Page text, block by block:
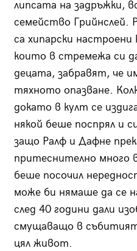
липсата на задръжки,
семейство Грийнслей.
са хипарски
които в стремежа си
децата, забравят, че
тяхното опазване.
докато в култ се
някой беше поспрял и
защо Ралф и Дафне
притеснително много
беше посочил
може би нямаше да се
след 40 години дали
смущаващо в
цял живот.